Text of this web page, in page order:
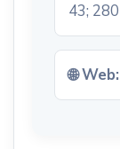
43;
🌐 Web: